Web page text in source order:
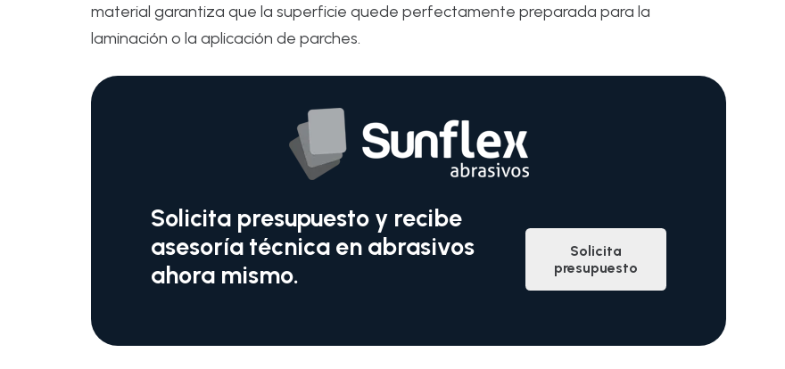
material garantiza que la superficie quede perfectamente preparada para la
laminación o la aplicación de parches.
Solicita presupuesto y recibe
asesoría técnica en abrasivos
ahora mismo.
Solicita
presupuesto